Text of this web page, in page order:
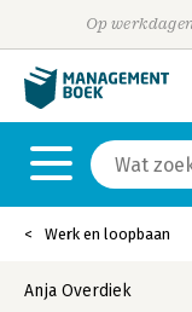
Op
Werk en loopbaan
Anja Overdiek